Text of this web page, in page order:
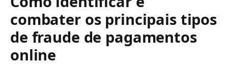
combater os principais tipos
de fraude de pagamentos
online